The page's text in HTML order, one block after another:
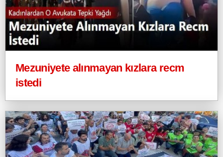
Mezuniyete alınmayan kızlara recm
istedi